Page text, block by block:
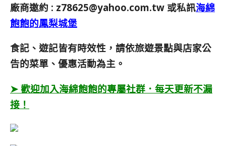
廠商邀約 : z78625@yahoo.com.tw 或私訊海綿
飽飽的鳳梨城堡
食記、遊記皆有時效性，請依旅遊景點與店家公
告的菜單、優惠活動為主。
➤ 歡迎加入海綿飽飽的專屬社群．每天更新不漏
接！